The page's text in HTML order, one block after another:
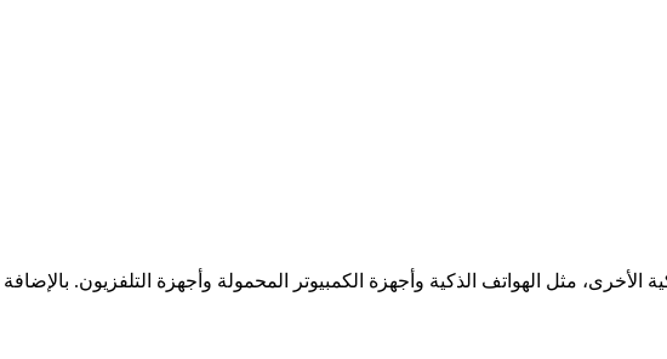
الأخرى، مثل الهواتف الذكية وأجهزة الكمبيوتر المحمولة وأجهزة التلفزيون.